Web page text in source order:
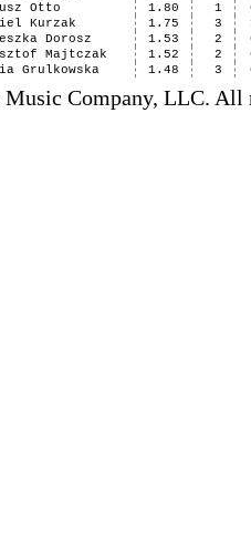
Otto 1.80 1
Kurzak 1.75 3
Dorosz 1.53 2
Majtczak 1.52 2
Grulkowska 1.48 3
Company, LLC. All